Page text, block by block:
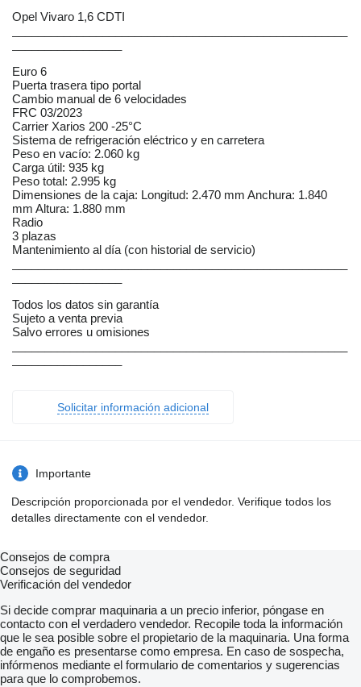
Opel Vivaro 1,6 CDTI
Euro 6
Puerta trasera tipo portal
Cambio manual de 6 velocidades
FRC 03/2023
Carrier Xarios 200 -25°C
Sistema de refrigeración eléctrico y en carretera
Peso en vacío: 2.060 kg
Carga útil: 935 kg
Peso total: 2.995 kg
Dimensiones de la caja: Longitud: 2.470 mm Anchura: 1.840
mm Altura: 1.880 mm
Radio
3 plazas
Mantenimiento al día (con historial de servicio)
Todos los datos sin garantía
Sujeto a venta previa
Salvo errores u omisiones
Solicitar información adicional
Importante
Descripción proporcionada por el vendedor. Verifique todos los
detalles directamente con el vendedor.
Consejos de compra
Consejos de seguridad
Verificación del vendedor
Si decide comprar maquinaria a un precio inferior, póngase en
contacto con el verdadero vendedor. Recopile toda la información
que le sea posible sobre el propietario de la maquinaria. Una forma
de engaño es presentarse como empresa. En caso de sospecha,
infórmenos mediante el formulario de comentarios y sugerencias
para que lo comprobemos.